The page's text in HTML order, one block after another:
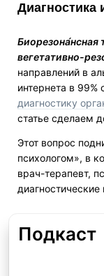
Диагностика
Биорезона́нсная
вегетативно-
направлений в
интернета в 99%
диагностику
статье сделаем
Этот вопрос
психологом», в
врач-терапевт,
Подкаст